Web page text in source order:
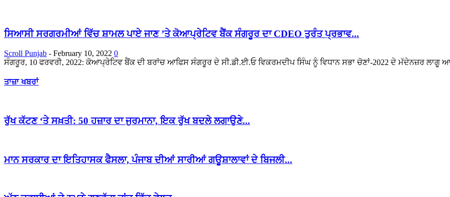
ਸਿਆਸੀ ਸਰਗਰਮੀਆਂ ਵਿੱਚ ਸ਼ਾਮਲ ਪਾਏ ਜਾਣ ’ਤੇ ਕੋਆਪ੍ਰੇਟਿਵ ਬੈਂਕ ਸੰਗਰੂਰ ਦਾ CDEO ਤੁਰੰਤ ਪ੍ਰਭਾਵ...
Scroll Punjab - February 10, 2022 0
ਸੰਗਰੂਰ, 10 ਫਰਵਰੀ, 2022: ਕੋਆਪ੍ਰੇਟਿਵ ਬੈਂਕ ਦੀ ਬਰਾਂਚ ਆਫਿਸ ਸੰਗਰੂਰ ਦੇ ਸੀ.ਡੀ.ਈ.ਓ ਵਿਕਰਮਦੀਪ ਸਿੰਘ ਨੂੰ ਵਿਧਾਨ ਸਭਾ ਚੋਣਾਂ-2022 ਦੇ ਮੱਦੇਨਜ਼ਰ ਲਾਗੂ
ਤਾਜ਼ਾ ਖਬਰਾਂ
ਰੁੱਖ ਕੱਟਣ ‘ਤੇ ਸਖ਼ਤੀ: 50 ਹਜ਼ਾਰ ਦਾ ਜੁਰਮਾਨਾ, ਇਕ ਰੁੱਖ ਬਦਲੇ ਲਗਾਉਣੇ...
ਮਾਨ ਸਰਕਾਰ ਦਾ ਇਤਿਹਾਸਕ ਫੈਸਲਾ, ਪੰਜਾਬ ਦੀਆਂ ਸਾਰੀਆਂ ਗਊਸ਼ਾਲਾਵਾਂ ਦੇ ਬਿਜਲੀ...